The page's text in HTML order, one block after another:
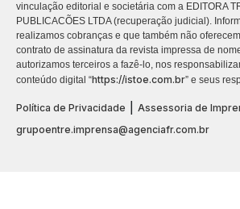
vinculação editorial e societária com a EDITORA
PUBLICACÕES LTDA (recuperação judicial).
realizamos cobranças e que também não
contrato de assinatura da revista impressa de
autorizamos terceiros a fazê-lo, nos
conteúdo digital “https://istoe.com.br” e seus
Política de Privacidade
Assessoria de
grupoentre.imprensa@agenciafr.com.br